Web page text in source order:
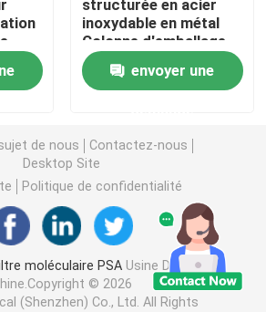
en colonne
de distillation
d'alumine
structurée en acier
inoxydable en métal
Colonne d'emballage
pour colonne de
distillationenvoyer une
de nous
Contactez-nous
Desktop Site
Politique de confidentialité
moléculaire PSAUsine De
© 2026
(Shenzhen) Co., Ltd. All Rights